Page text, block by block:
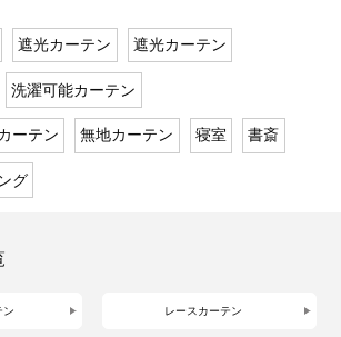
遮光カーテン 遮光カーテン
洗濯可能カーテン
ーテン 無地カーテン 寝室 書斎
グ
ン レースカーテン